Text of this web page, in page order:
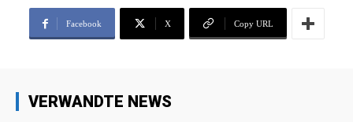
Facebook X Copy URL
VERWANDTE NEWS